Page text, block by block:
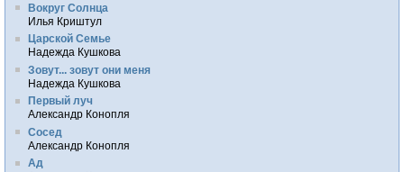
Вокруг Солнца
Илья Криштул
Царской Семье
Надежда Кушкова
Зовут... зовут они меня
Надежда Кушкова
Первый луч
Александр Конопля
Сосед
Александр Конопля
Ад